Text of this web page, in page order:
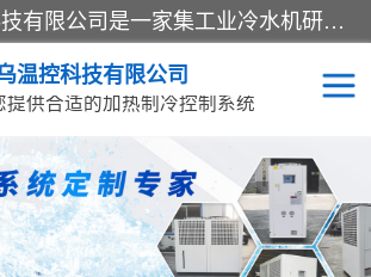
宿迁慈乌温控科技有限公司是一家集工业冷水机研发、制造、营销、服务于一体的技术生产型企业，经营范围包括：冷水机、螺杆式冷水机组、工业冷水机、水冷式冷水机、风冷式冷水机组、风冷螺杆式冷冻机组、冷冻机、注塑专用冷水机、混泥土专用冷水机、低温防爆冷水机组等。专业温控设备供应商 模温机/冷水机/导热油炉定制服务等
温控科技有限公司
提供合适的加热制冷控制系统
模温机